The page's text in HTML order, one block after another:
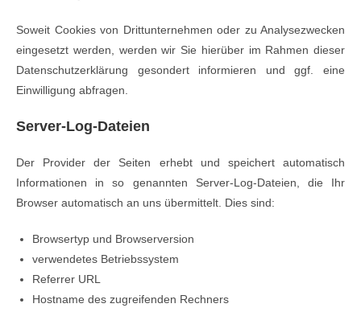
Soweit Cookies von Drittunternehmen oder zu Analysezwecken
eingesetzt werden, werden wir Sie hierüber im Rahmen dieser
Datenschutzerklärung gesondert informieren und ggf. eine
Einwilligung abfragen.
Server-Log-Dateien
Der Provider der Seiten erhebt und speichert automatisch
Informationen in so genannten Server-Log-Dateien, die Ihr
Browser automatisch an uns übermittelt. Dies sind:
Browsertyp und Browserversion
verwendetes Betriebssystem
Referrer URL
Hostname des zugreifenden Rechners